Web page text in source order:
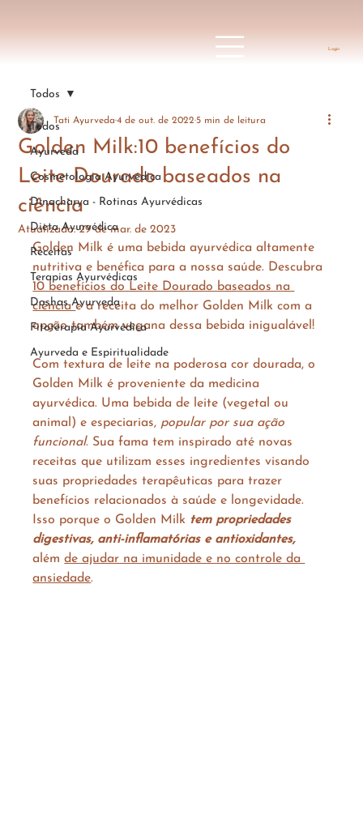
Login
Todos
Ayurveda
Cosmetologia Ayurvédica
Dinacharya - Rotinas Ayurvédicas
Dieta Ayurvédica
Receitas
Terapias Ayurvédicas
Doshas Ayurveda
Fitoterapia Ayurvédica
Ayurveda e Espiritualidade
Todos
Golden Milk:10 benefícios do
Leite Dourado baseados na
ciência
Tati Ayurveda4 de out. de 2022 5 min de leitura
Atualizado:29 de mar. de 2023
Golden Milk é uma bebida ayurvédica altamente
nutritiva e benéfica para a nossa saúde. Descubra
10 benefícios do Leite Dourado baseados na
ciência e a receita do melhor Golden Milk com a
opção também vegana dessa bebida inigualável!
Com textura de leite na poderosa cor dourada, o
Golden Milk é proveniente da medicina
ayurvédica. Uma bebida de leite (vegetal ou
animal) e especiarias, popular por sua ação
funcional. Sua fama tem inspirado até novas
receitas que utilizam esses ingredientes visando
suas propriedades terapêuticas para trazer
benefícios relacionados à saúde e longevidade.
Isso porque o Golden Milk tem propriedades
digestivas, anti-inflamatórias e antioxidantes,
além de ajudar na imunidade e no controle da
ansiedade.